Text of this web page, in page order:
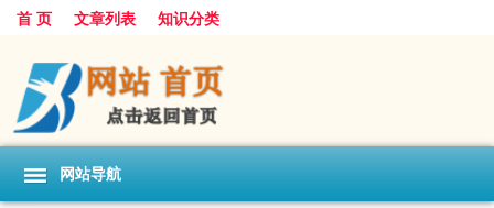
首 页 文章列表 知识分类
网站导航